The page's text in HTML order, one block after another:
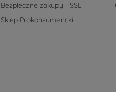
Bezpieczne zakupy - SSL
Sklep Prokonsumencki